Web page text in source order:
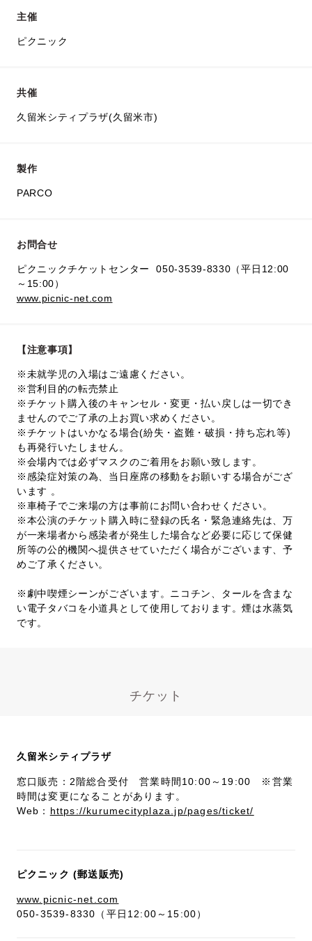
主催
ピクニック
共催
久留米シティプラザ(久留米市)
製作
PARCO
お問合せ
ピクニックチケットセンター 050-3539-8330（平日12:00
～15:00）
www.picnic-net.com
【注意事項】
※未就学児の入場はご遠慮ください。
※営利目的の転売禁止
※チケット購入後のキャンセル・変更・払い戻しは一切でき
ませんのでご了承の上お買い求めください。
※チケットはいかなる場合(紛失・盗難・破損・持ち忘れ等)
も再発行いたしません。
※会場内では必ずマスクのご着用をお願い致します。
※感染症対策の為、当日座席の移動をお願いする場合がござ
います 。
※車椅子でご来場の方は事前にお問い合わせください。
※本公演のチケット購入時に登録の氏名・緊急連絡先は、万
が一来場者から感染者が発生した場合など必要に応じて保健
所等の公的機関へ提供させていただく場合がございます、予
めご了承ください。
※劇中喫煙シーンがございます。ニコチン、タールを含まな
い電子タバコを小道具として使用しております。煙は水蒸気
です。
チケット
久留米シティプラザ
窓口販売：2階総合受付 営業時間10:00～19:00 ※営業
時間は変更になることがあります。
Web： https://kurumecityplaza.jp/pages/ticket/
ピクニック (郵送販売)
www.picnic-net.com
050-3539-8330（平日12:00～15:00）